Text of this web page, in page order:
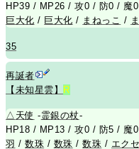
HP39 / MP26 / 攻0 / 防0 / 魔
巨大化 / 巨大化 / まねっこ /
35
再誕者
【未知星雲】
R
△ 天使 -霊銀の杖-
HP18 / MP13 / 攻0 / 防5 / 魔
羽 /数珠 / 数珠 /数珠 / エク